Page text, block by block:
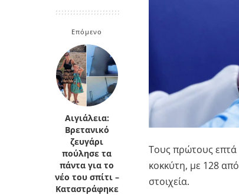
Κρήτη
Κυκλάδες
Πελοπόννησος
Πελοπόννησος
Επόμενο
Αιγιάλεια:
Βρετανικό
ζευγάρι
πούλησε τα
πάντα για το
νέο του σπίτι –
Καταστράφηκε
Τους πρώτους
κοκκύτη, με 128
στοιχεία.